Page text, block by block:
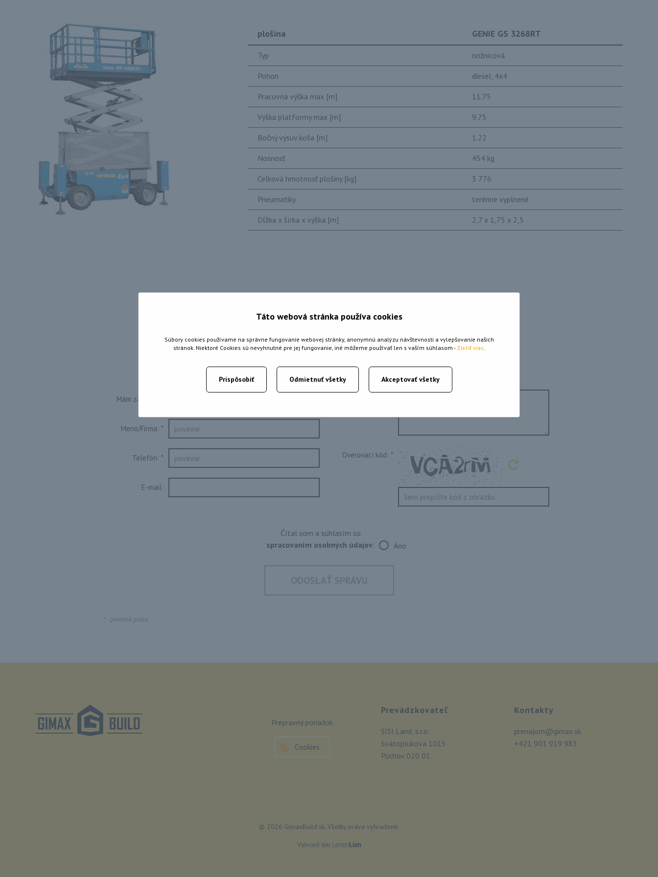
plošina GENIE GS 3268RT
Typ nožnicová
Pohon diesel, 4x4
Pracovná výška max [m] 11.75
Výška platformy max [m] 9.75
Bočný výsuv koša [m] 1.22
Nosnosť 454 kg
Celková hmotnosť plošiny [kg] 3 776
Pneumatiky terénne vyplnené
Dĺžka x šírka x výška [m] 2,7 x 1,75 x 2,5
Máte záujem o požičanie? Kontaktujte nás
+421 901 919 983
Mám záujem o:
Meno/Firma: *
Telefón: *
E-mail:
Overovací kód: *
Čítal som a súhlasím so
spracovaním osobných údajov: Áno
*- povinné polia
Prepravný poriadok
Cookies
Prevádzkovateľ
SISI Land, s.r.o.
Svätoplukova 1015
Púchov 020 01
Kontakty
prenajom@gimax.sk
+421 901 919 983
© 2026 GimaxBuild.sk, Všetky práva vyhradené.
Vytvoril tím
Táto webová stránka používa cookies
Súbory cookies používame na správne fungovanie webovej stránky, anonymnú analýzu návštevnosti a vylepšovanie našich
stránok. Niektoré Cookies sú nevyhnutné pre jej fungovanie, iné môžeme používať len s vaším súhlasom - Zistiť viac.
Prispôsobiť Odmietnuť všetky Akceptovať všetky